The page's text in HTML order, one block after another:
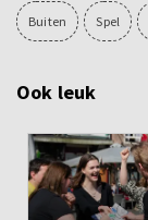
Buiten Spel
Ook leuk